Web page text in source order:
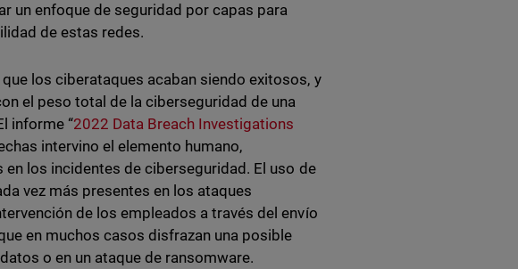
un enfoque de seguridad por capas para
de estas redes.
los ciberataques acaban siendo exitosos, y
el peso total de la ciberseguridad de una
informe “2022 Data Breach Investigations
intervino el elemento humano,
los incidentes de ciberseguridad. El uso de
vez más presentes en los ataques
de los empleados a través del envío
en muchos casos disfrazan una posible
o en un ataque de ransomware.